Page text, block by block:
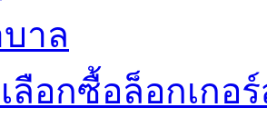
าล
ลือกซื้อล็อกเกอ